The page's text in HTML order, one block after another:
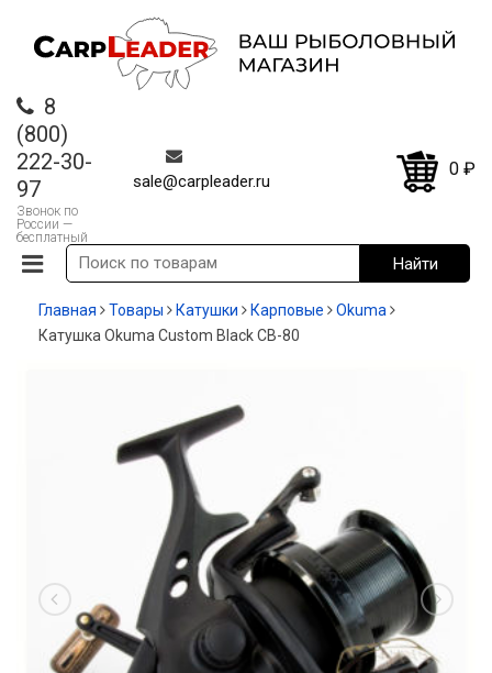
8
(800)
222-30-
97
Звонок по
России —
бесплатный
sale@carpleader.ru
0 ₽
Главная Товары Катушки Карповые
Okuma
Катушка Okuma Custom Black CB-80